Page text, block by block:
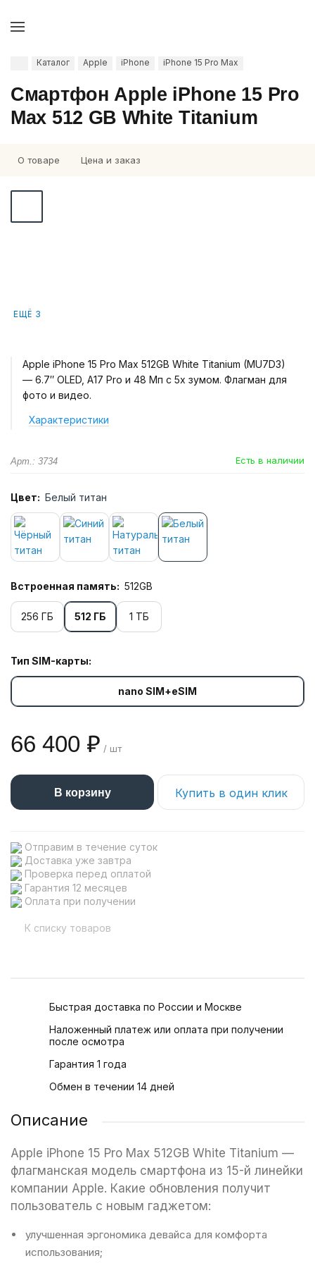
Каталог Apple iPhone iPhone 15 Pro Max
Смартфон Apple iPhone 15 Pro
Max 512 GB White Titanium
О товаре Цена и заказ
ЕЩЁ 3
Apple iPhone 15 Pro Max 512GB White Titanium (MU7D3)
— 6.7″ OLED, A17 Pro и 48 Мп с 5x зумом. Флагман для
фото и видео.
Характеристики
Арт.: 3734 Есть в наличии
Цвет: Белый титан
Встроенная память: 512GB
256 ГБ 512 ГБ 1 ТБ
Тип SIM-карты:
nano SIM+eSIM
66 400 ₽ / шт
В корзину Купить в один клик
Отправим в течение суток
Доставка уже завтра
Проверка перед оплатой
Гарантия 12 месяцев
Оплата при получении
К списку товаров
Быстрая доставка по России и Москве
Наложенный платеж или оплата при получении
после осмотра
Гарантия 1 года
Обмен в течении 14 дней
Описание
Apple iPhone 15 Pro Max 512GB White Titanium —
флагманская модель смартфона из 15-й линейки
компании Apple. Какие обновления получит
пользователь с новым гаджетом:
улучшенная эргономика девайса для комфорта
использования;